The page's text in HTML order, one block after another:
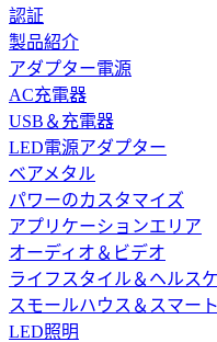
認証
製品紹介
アダプター電源
AC充電器
USB＆充電器
LED電源アダプター
ベアメタル
パワーのカスタマイズ
アプリケーションエリア
オーディオ＆ビデオ
ライフスタイル＆ヘルス
スモールハウス＆スマー
LED照明